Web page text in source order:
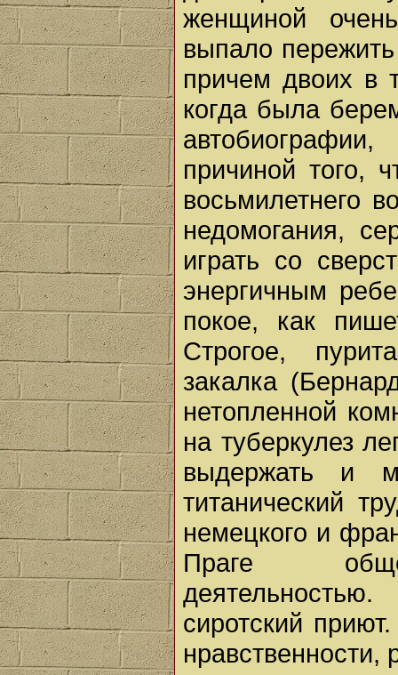
женщиной
выпало
причем двоих в
когда была
причиной того,
восьмилетнего
недомогания,
играть со
энергичным
покое, как
Строгое,
закалка
нетопленной
на туберкулез
выдержать и
титанический
немецкого и
Праге
сиротский
нравственности,